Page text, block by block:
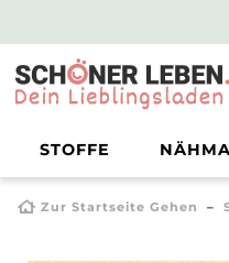
STOFFE
Zur Startseite Gehen